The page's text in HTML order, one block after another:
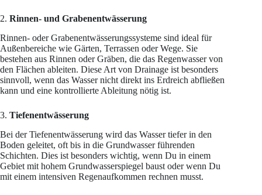
2. Rinnen- und Grabenentwässerung
Rinnen- oder Grabenentwässerungssysteme sind ideal für
Außenbereiche wie Gärten, Terrassen oder Wege. Sie
bestehen aus Rinnen oder Gräben, die das Regenwasser von
den Flächen ableiten. Diese Art von Drainage ist besonders
sinnvoll, wenn das Wasser nicht direkt ins Erdreich abfließen
kann und eine kontrollierte Ableitung nötig ist.
3. Tiefenentwässerung
Bei der Tiefenentwässerung wird das Wasser tiefer in den
Boden geleitet, oft bis in die Grundwasser führenden
Schichten. Dies ist besonders wichtig, wenn Du in einem
Gebiet mit hohem Grundwasserspiegel baust oder wenn Du
mit einem intensiven Regenaufkommen rechnen musst.